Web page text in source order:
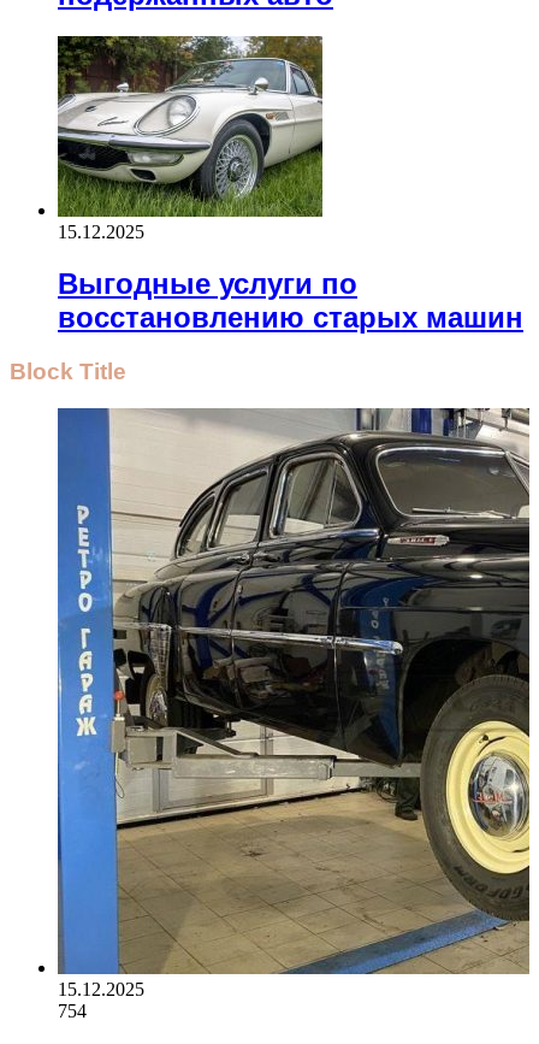
15.12.2025
Выгодные услуги по
восстановлению старых машин
Block Title
15.12.2025
754